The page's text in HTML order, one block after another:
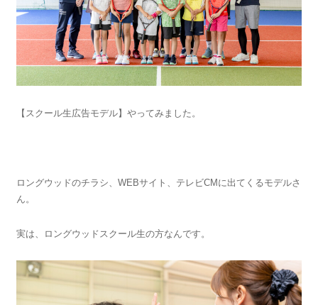
【スクール生広告モデル】やってみました。
ロングウッドのチラシ、WEBサイト、テレビCMに出てくるモデルさ
ん。
実は、ロングウッドスクール生の方なんです。